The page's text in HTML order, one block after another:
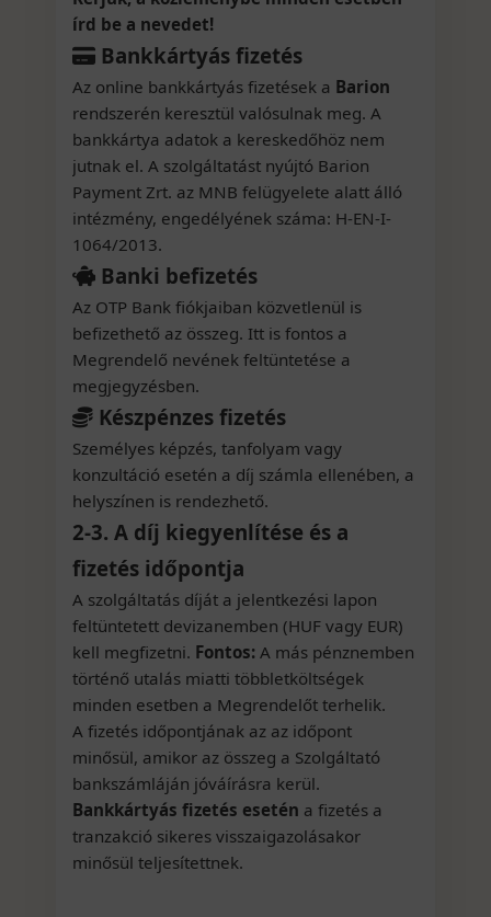
írd be a nevedet!
Bankkártyás fizetés
Az online bankkártyás fizetések a Barion
rendszerén keresztül valósulnak meg. A
bankkártya adatok a kereskedőhöz nem
jutnak el. A szolgáltatást nyújtó Barion
Payment Zrt. az MNB felügyelete alatt álló
intézmény, engedélyének száma: H-EN-I-
1064/2013.
Banki befizetés
Az OTP Bank fiókjaiban közvetlenül is
befizethető az összeg. Itt is fontos a
Megrendelő nevének feltüntetése a
megjegyzésben.
Készpénzes fizetés
Személyes képzés, tanfolyam vagy
konzultáció esetén a díj számla ellenében, a
helyszínen is rendezhető.
2-3. A díj kiegyenlítése és a
fizetés időpontja
A szolgáltatás díját a jelentkezési lapon
feltüntetett devizanemben (HUF vagy EUR)
kell megfizetni. Fontos: A más pénznemben
történő utalás miatti többletköltségek
minden esetben a Megrendelőt terhelik.
A fizetés időpontjának az az időpont
minősül, amikor az összeg a Szolgáltató
bankszámláján jóváírásra kerül.
Bankkártyás fizetés esetén a fizetés a
tranzakció sikeres visszaigazolásakor
minősül teljesítettnek.